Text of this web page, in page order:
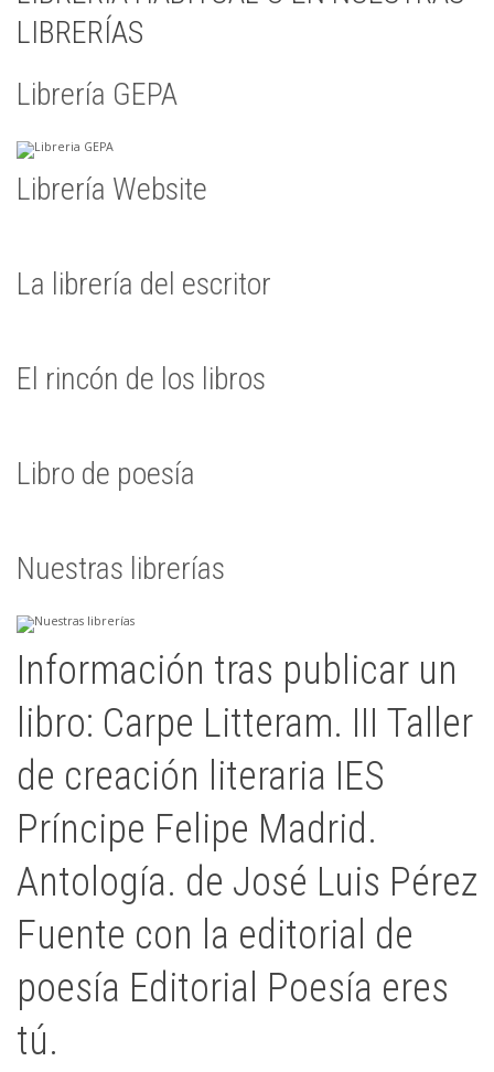
LIBRERÍAS
Librería GEPA
Librería Website
La librería del escritor
El rincón de los libros
Libro de poesía
Nuestras librerías
Información tras publicar un
libro: Carpe Litteram. III Taller
de creación literaria IES
Príncipe Felipe Madrid.
Antología. de José Luis Pérez
Fuente con la editorial de
poesía Editorial Poesía eres
tú.